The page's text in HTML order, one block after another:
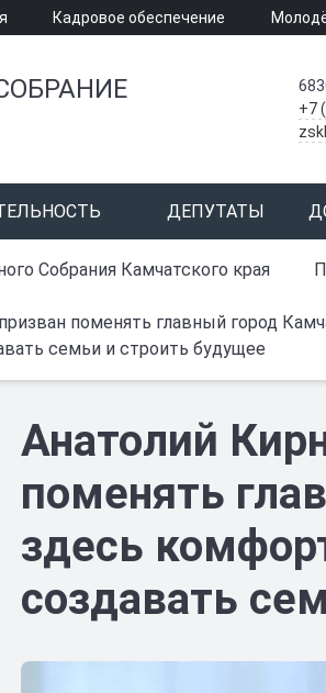
Кадровое обеспечение
+7
ДЕПУТАТЫ
Собрания Камчатского края
поменять главный город
семьи и строить будущее
Анатолий
поменять
здесь
создавать